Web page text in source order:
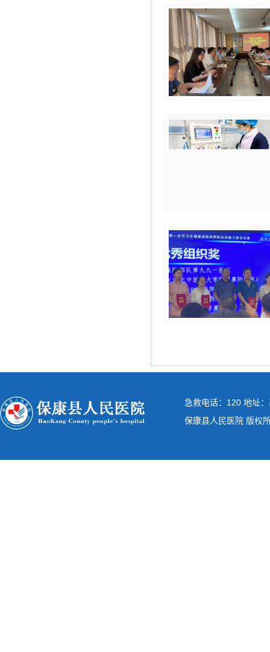
急救电话：120 地址
保康县人民医院 版权